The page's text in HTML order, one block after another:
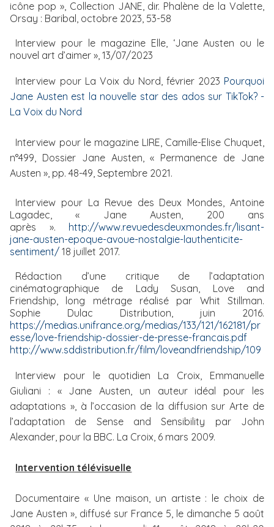
icône pop », Collection JANE, dir. Phalène de la Valette,
Orsay : Baribal, octobre 2023, 53-58
Interview pour le magazine Elle, ‘Jane Austen ou le
nouvel art d’aimer », 13/07/2023
Interview pour La Voix du Nord, février 2023 Pourquoi
Jane Austen est la nouvelle star des ados sur TikTok? -
La Voix du Nord
Interview pour le magazine LIRE, Camille-Elise Chuquet,
n°499, Dossier Jane Austen, « Permanence de Jane
Austen », pp. 48-49, Septembre 2021.
Interview pour La Revue des Deux Mondes, Antoine
Lagadec, « Jane Austen, 200 ans
après ». http://www.revuedesdeuxmondes.fr/lisant-
jane-austen-epoque-avoue-nostalgie-lauthenticite-
sentiment/ 18 juillet 2017.
Rédaction d’une critique de l’adaptation
cinématographique de Lady Susan, Love and
Friendship, long métrage réalisé par Whit Stillman.
Sophie Dulac Distribution, juin 2016.
https://medias.unifrance.org/medias/133/121/162181/pr
esse/love-friendship-dossier-de-presse-francais.pdf
http://www.sddistribution.fr/film/loveandfriendship/109
Interview pour le quotidien La Croix, Emmanuelle
Giuliani : « Jane Austen, un auteur idéal pour les
adaptations », à l’occasion de la diffusion sur Arte de
l’adaptation de Sense and Sensibility par John
Alexander, pour la BBC. La Croix, 6 mars 2009.
Intervention télévisuelle
Documentaire « Une maison, un artiste : le choix de
Jane Austen », diffusé sur France 5, le dimanche 5 août